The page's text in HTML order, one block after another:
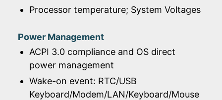
Processor temperature; System Voltages
Power Management
ACPI 3.0 compliance and OS direct
power management
Wake-on event: RTC/USB
Keyboard/Modem/LAN/Keyboard/Mouse